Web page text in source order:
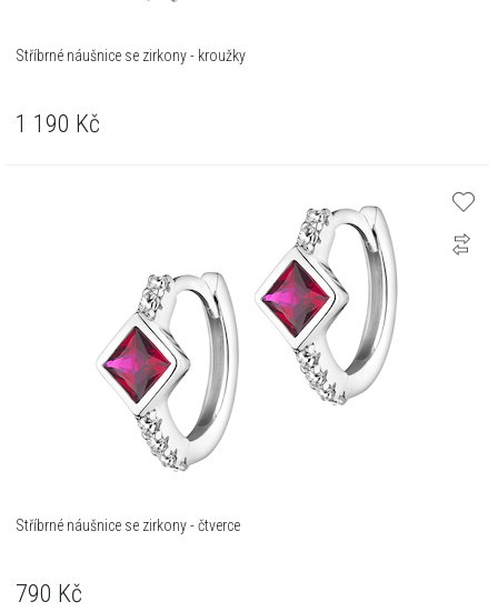
Stříbrné náušnice se zirkony - kroužky
1 190 Kč
Stříbrné náušnice se zirkony - čtverce
790 Kč